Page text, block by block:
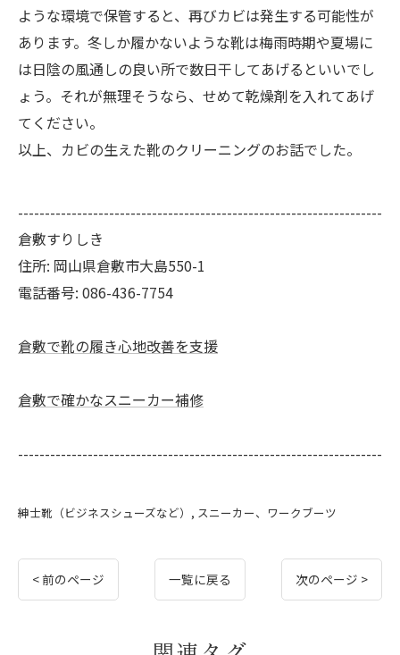
ような環境で保管すると、再びカビは発生する可能性が
あります。冬しか履かないような靴は梅雨時期や夏場に
は日陰の風通しの良い所で数日干してあげるといいでし
ょう。それが無理そうなら、せめて乾燥剤を入れてあげ
てください。
以上、カビの生えた靴のクリーニングのお話でした。
--------------------------------------------------------------------
倉敷すりしき
住所: 岡山県倉敷市大島550-1
電話番号: 086-436-7754
倉敷で靴の履き心地改善を支援
倉敷で確かなスニーカー補修
--------------------------------------------------------------------
紳士靴（ビジネスシューズなど） スニーカー、ワークブーツ
< 前のページ 一覧に戻る 次のページ >